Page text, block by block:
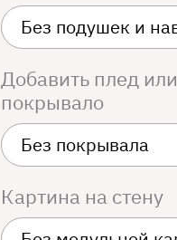
Добавить плед или
покрывало
Картина на стену